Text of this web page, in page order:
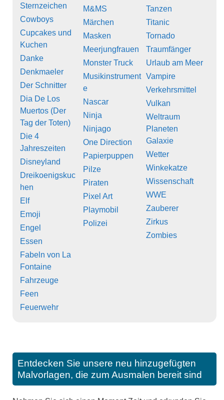
Sternzeichen
Cowboys
Cupcakes und
Kuchen
Danke
Denkmaeler
Der Schnitter
Dia De Los
Muertos (Der
Tag der Toten)
Die 4
Jahreszeiten
Disneyland
Dreikoenigskuc
hen
Elf
Emoji
Engel
Essen
Fabeln von La
Fontaine
Fahrzeuge
Feen
Feuerwehr
M&MS
Märchen
Masken
Meerjungfrauen
Monster Truck
Musikinstrument
e
Nascar
Ninja
Ninjago
One Direction
Papierpuppen
Pilze
Piraten
Pixel Art
Playmobil
Polizei
Tanzen
Titanic
Tornado
Traumfänger
Urlaub am Meer
Vampire
Verkehrsmittel
Vulkan
Weltraum
Planeten
Galaxie
Wetter
Winkekatze
Wissenschaft
WWE
Zauberer
Zirkus
Zombies
Entdecken Sie unsere neu hinzugefügten
Malvorlagen, die zum Ausmalen bereit sind